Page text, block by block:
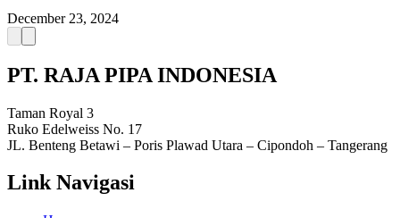
December 23, 2024
PT. RAJA PIPA INDONESIA
Taman Royal 3
Ruko Edelweiss No. 17
JL. Benteng Betawi – Poris Plawad Utara – Cipondoh – Tangerang
Link Navigasi